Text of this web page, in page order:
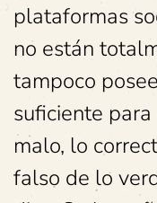
plataformas
no están
tampoco
suficiente
malo, lo
falso de lo